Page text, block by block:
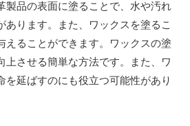
製品の表面に塗ることで、水や汚れ
あります。また、ワックスを塗るこ
えることができます。ワックスの塗
上させる簡単な方法です。また、ワ
を延ばすのにも役立つ可能性があり